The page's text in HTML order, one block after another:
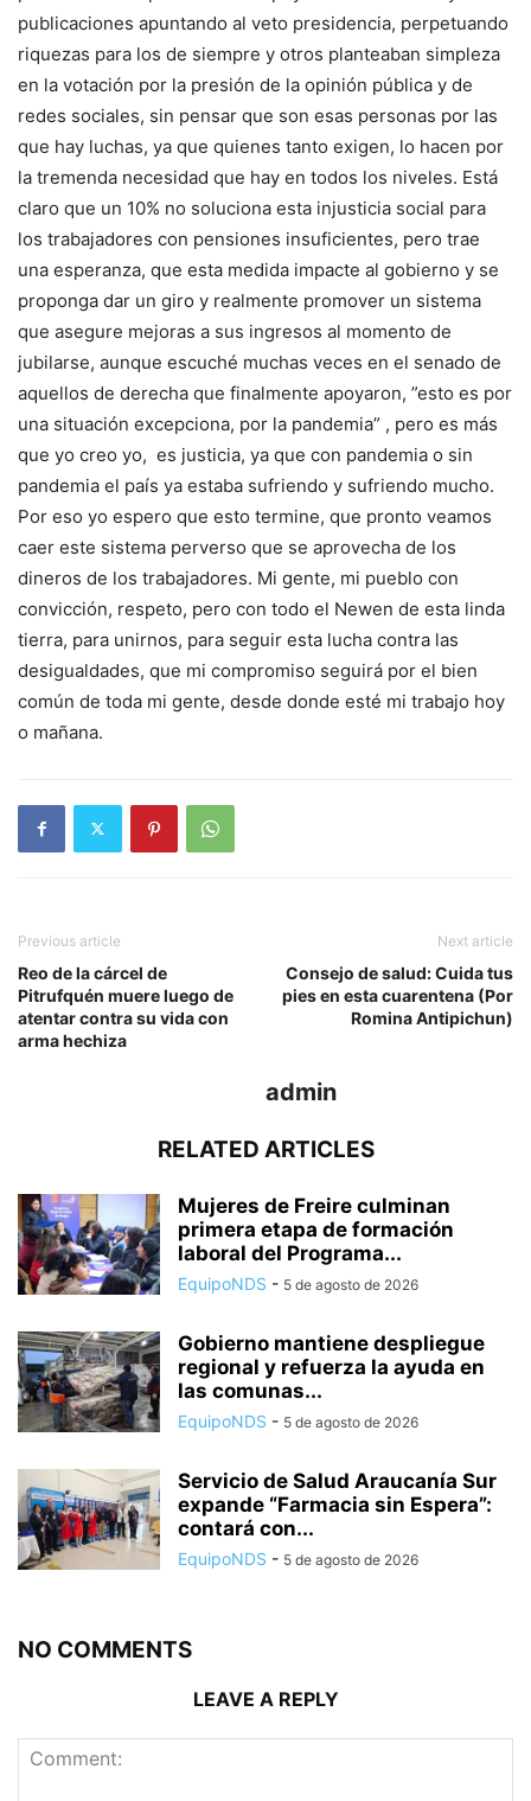
publicaciones apuntando al veto presidencia, perpetuando
riquezas para los de siempre y otros planteaban simpleza
en la votación por la presión de la opinión pública y de
redes sociales, sin pensar que son esas personas por las
que hay luchas, ya que quienes tanto exigen, lo hacen por
la tremenda necesidad que hay en todos los niveles. Está
claro que un 10% no soluciona esta injusticia social para
los trabajadores con pensiones insuficientes, pero trae
una esperanza, que esta medida impacte al gobierno y se
proponga dar un giro y realmente promover un sistema
que asegure mejoras a sus ingresos al momento de
jubilarse, aunque escuché muchas veces en el senado de
aquellos de derecha que finalmente apoyaron, ”esto es por
una situación excepciona, por la pandemia” , pero es más
que yo creo yo, es justicia, ya que con pandemia o sin
pandemia el país ya estaba sufriendo y sufriendo mucho.
Por eso yo espero que esto termine, que pronto veamos
caer este sistema perverso que se aprovecha de los
dineros de los trabajadores. Mi gente, mi pueblo con
convicción, respeto, pero con todo el Newen de esta linda
tierra, para unirnos, para seguir esta lucha contra las
desigualdades, que mi compromiso seguirá por el bien
común de toda mi gente, desde donde esté mi trabajo hoy
o mañana.
Previous article
Reo de la cárcel de
Pitrufquén muere luego de
atentar contra su vida con
arma hechiza
Next article
Consejo de salud: Cuida tus
pies en esta cuarentena (Por
Romina Antipichun)
admin
RELATED ARTICLES
Mujeres de Freire culminan
primera etapa de formación
laboral del Programa...
EquipoNDS - 5 de agosto de 2026
Gobierno mantiene despliegue
regional y refuerza la ayuda en
las comunas...
EquipoNDS - 5 de agosto de 2026
Servicio de Salud Araucanía Sur
expande “Farmacia sin Espera”:
contará con...
EquipoNDS - 5 de agosto de 2026
NO COMMENTS
LEAVE A REPLY